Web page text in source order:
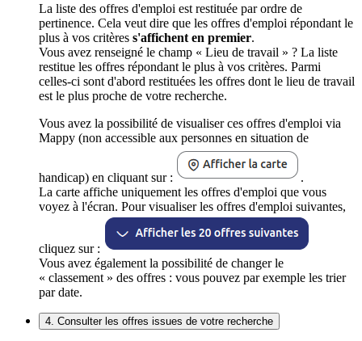
La liste des offres d'emploi est restituée par ordre de
pertinence. Cela veut dire que les offres d'emploi répondant le
plus à vos critères s'affichent en premier.
Vous avez renseigné le champ « Lieu de travail » ? La liste
restitue les offres répondant le plus à vos critères. Parmi
celles-ci sont d'abord restituées les offres dont le lieu de travail
est le plus proche de votre recherche.
Vous avez la possibilité de visualiser ces offres d'emploi via
Mappy (non accessible aux personnes en situation de
handicap) en cliquant sur :
.
La carte affiche uniquement les offres d'emploi que vous
voyez à l'écran. Pour visualiser les offres d'emploi suivantes,
cliquez sur :
Vous avez également la possibilité de changer le
« classement » des offres : vous pouvez par exemple les trier
par date.
4. Consulter les offres issues de votre recherche